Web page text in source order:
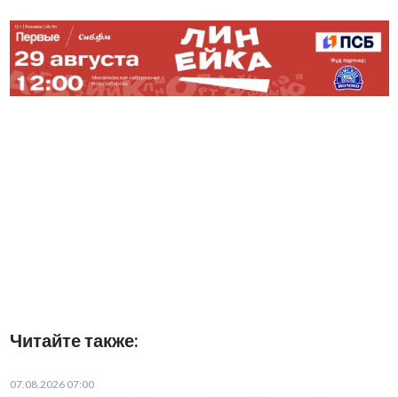
Читайте также:
07.08.2026 07:00